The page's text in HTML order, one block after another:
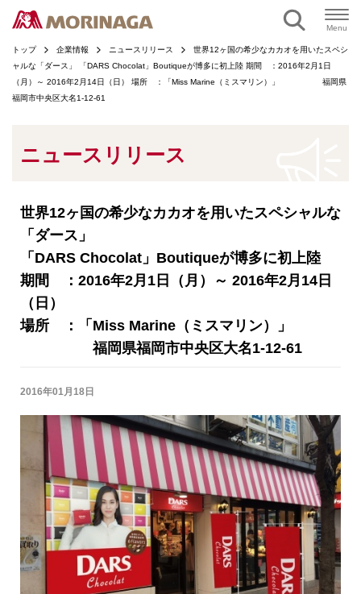
Menu
トップ 企業情報 ニュースリリース
世界12ヶ国の希少なカカオを用いたスペシ
ャルな「ダース」 「DARS Chocolat」Boutiqueが博多に初上陸 期間 ：2016年2月1日
（月）～ 2016年2月14日（日） 場所 ：「Miss Marine（ミスマリン）」 福岡県
福岡市中央区大名1-12-61
ニュースリリース
世界12ヶ国の希少なカカオを用いたスペシャルな
「ダース」
「DARS Chocolat」Boutiqueが博多に初上陸
期間 ：2016年2月1日（月）～ 2016年2月14日
（日）
場所 ：「Miss Marine（ミスマリン）」
福岡県福岡市中央区大名1-12-61
2016年01月18日